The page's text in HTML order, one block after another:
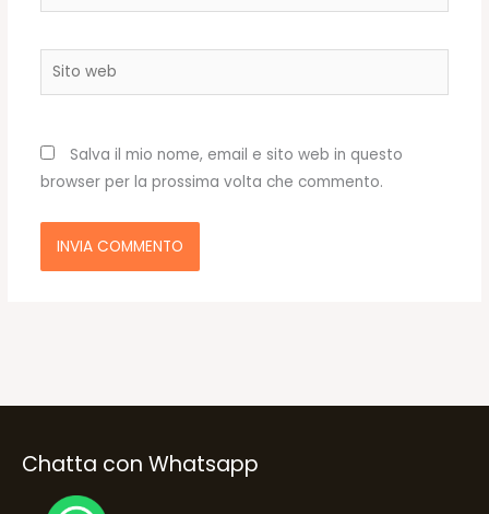
Sito
web
Salva il mio nome, email e sito web in questo
browser per la prossima volta che commento.
Chatta con Whatsapp